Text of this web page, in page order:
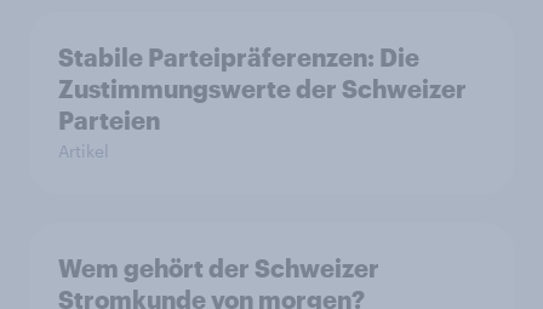
Stabile Parteipräferenzen: Die
Zustimmungswerte der Schweizer
Parteien
Artikel
Wem gehört der Schweizer
Stromkunde von morgen?